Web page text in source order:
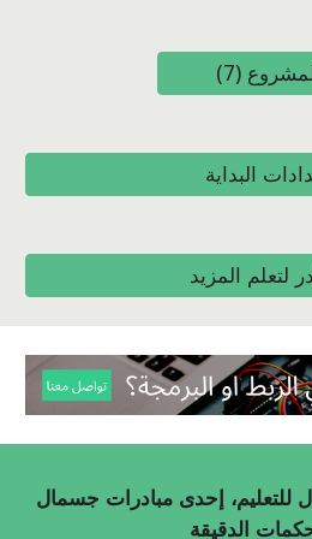
(7)
البداية
لتعلم المزيد
للتعليم، إحدى مبادرات جسمال
الدقيقة